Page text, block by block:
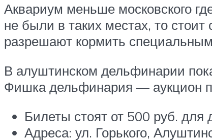
Аквариум меньше московского
не были в таких местах, то
разрешают кормить
В алуштинском дельфинарии
Фишка дельфинария — аукцион
Билеты стоят от 500 руб. для
Адреса: ул. Горького,